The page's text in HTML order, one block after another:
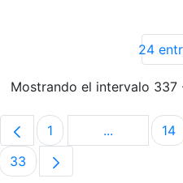
24
Mostrando el intervalo
Página
1 ...Páginas 14
Página
33